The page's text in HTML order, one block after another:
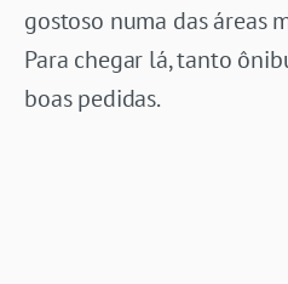
gostoso numa das áreas
Para chegar lá, tanto
boas pedidas.